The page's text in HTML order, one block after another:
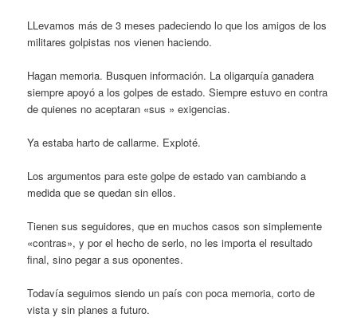
LLevamos más de 3 meses padeciendo lo que los amigos de los
militares golpistas nos vienen haciendo.
Hagan memoria. Busquen información. La oligarquía ganadera
siempre apoyó a los golpes de estado. Siempre estuvo en contra
de quienes no aceptaran «sus » exigencias.
Ya estaba harto de callarme. Exploté.
Los argumentos para este golpe de estado van cambiando a
medida que se quedan sin ellos.
Tienen sus seguidores, que en muchos casos son simplemente
«contras», y por el hecho de serlo, no les importa el resultado
final, sino pegar a sus oponentes.
Todavía seguimos siendo un país con poca memoria, corto de
vista y sin planes a futuro.